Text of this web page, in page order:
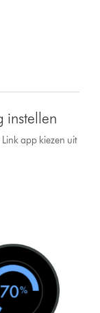
instellen
app kiezen uit